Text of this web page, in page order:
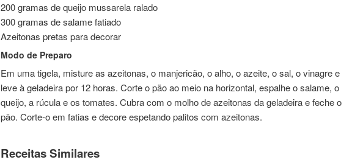
200 gramas de queijo mussarela ralado
300 gramas de salame fatiado
Azeitonas pretas para decorar
Modo de Preparo
Em uma tigela, misture as azeitonas, o manjericão, o alho, o azeite, o sal, o vinagre e
leve à geladeira por 12 horas. Corte o pão ao meio na horizontal, espalhe o salame, o
queijo, a rúcula e os tomates. Cubra com o molho de azeitonas da geladeira e feche o
pão. Corte-o em fatias e decore espetando palitos com azeitonas.
Receitas Similares